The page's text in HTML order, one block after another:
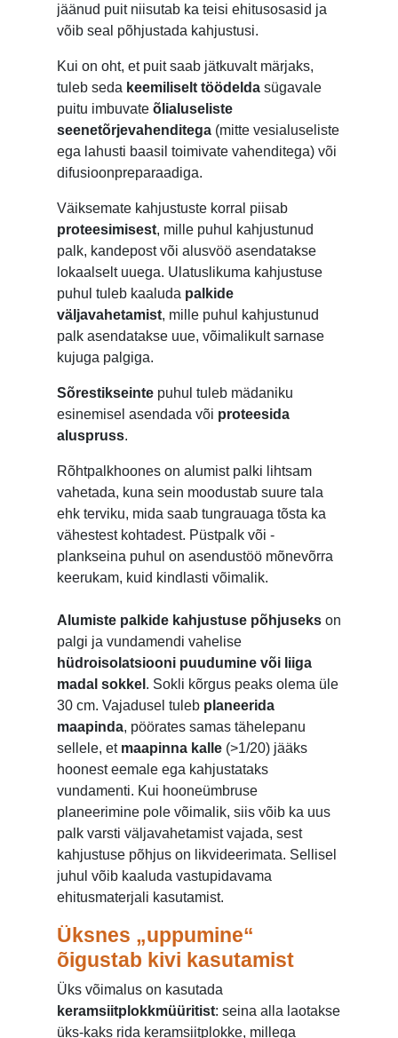
jäänud puit niisutab ka teisi ehitusosasid ja
võib seal põhjustada kahjustusi.
Kui on oht, et puit saab jätkuvalt märjaks,
tuleb seda keemiliselt töödelda sügavale
puitu imbuvate õlialuseliste
seenetõrjevahenditega (mitte vesialuseliste
ega lahusti baasil toimivate vahenditega) või
difusioonpreparaadiga.
Väiksemate kahjustuste korral piisab
proteesimisest, mille puhul kahjustunud
palk, kandepost või alusvöö asendatakse
lokaalselt uuega. Ulatuslikuma kahjustuse
puhul tuleb kaaluda palkide
väljavahetamist, mille puhul kahjustunud
palk asendatakse uue, võimalikult sarnase
kujuga palgiga.
Sõrestikseinte puhul tuleb mädaniku
esinemisel asendada või proteesida
aluspruss.
Rõhtpalkhoones on alumist palki lihtsam
vahetada, kuna sein moodustab suure tala
ehk terviku, mida saab tungrauaga tõsta ka
vähestest kohtadest. Püstpalk või -
plankseina puhul on asendustöö mõnevõrra
keerukam, kuid kindlasti võimalik.
Alumiste palkide kahjustuse põhjuseks on
palgi ja vundamendi vahelise
hüdroisolatsiooni puudumine või liiga
madal sokkel . Sokli kõrgus peaks olema üle
30 cm. Vajadusel tuleb planeerida
maapinda, pöörates samas tähelepanu
sellele, et maapinna kalle (>1/20) jääks
hoonest eemale ega kahjustataks
vundamenti. Kui hooneümbruse
planeerimine pole võimalik, siis võib ka uus
palk varsti väljavahetamist vajada, sest
kahjustuse põhjus on likvideerimata. Sellisel
juhul võib kaaluda vastupidavama
ehitusmaterjali kasutamist.
Üksnes „uppumine“
õigustab kivi kasutamist
Üks võimalus on kasutada
keramsiitplokkmüüritist: seina alla laotakse
üks-kaks rida keramsiitplokke, millega